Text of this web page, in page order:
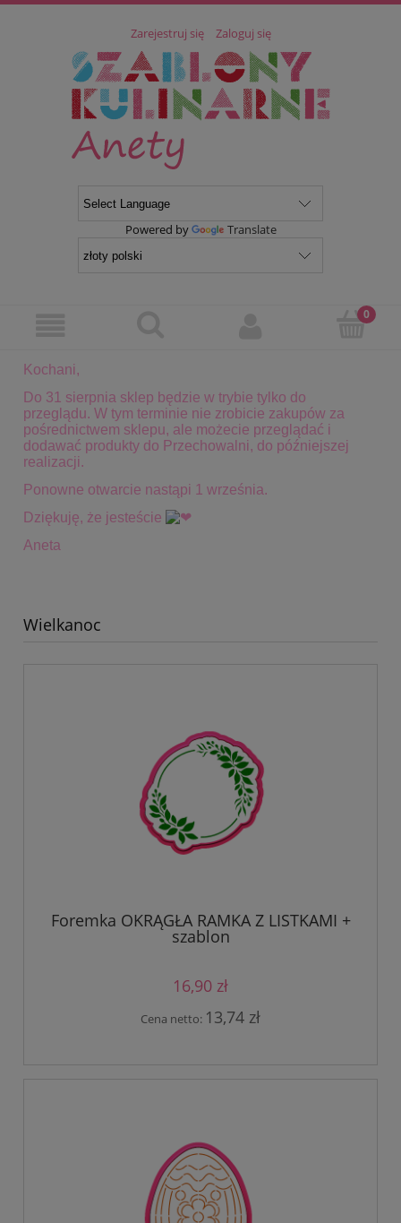
Zarejestruj się Zaloguj się
Powered by Translate
Kochani,
Do 31 sierpnia sklep będzie w trybie tylko do
przeglądu. W tym terminie nie zrobicie zakupów za
pośrednictwem sklepu, ale możecie przeglądać i
dodawać produkty do Przechowalni, do późniejszej
realizacji.
Ponowne otwarcie nastąpi 1 września.
Dziękuję, że jesteście
Aneta
Wielkanoc
Foremka OKRĄGŁA RAMKA Z LISTKAMI +
szablon
16,90 zł
Cena netto: 13,74 zł